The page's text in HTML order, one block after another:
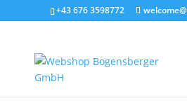
+43 676 3598772